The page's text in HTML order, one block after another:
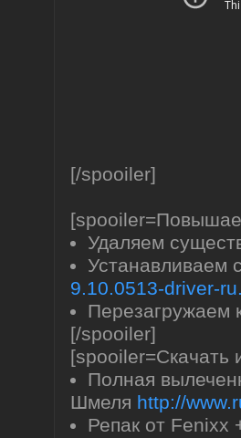
[/spooiler]
Удаляем
Устанавливаем
9.10.0513-driver-
Перезагружаем
[/spooiler]
[spooiler=Скачать
Полная
Шмеля http://
Репак от Fenixx